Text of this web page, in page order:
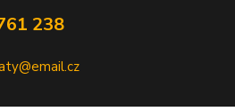
238